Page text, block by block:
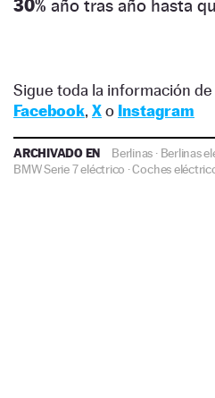
30% año tras año hasta
Sigue toda la información de
Facebook, Xo Instagram
ARCHIVADO EN Berlinas · Berlinas
BMW Serie 7 eléctrico ·Coches